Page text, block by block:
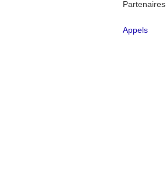
Partenaires
Appels